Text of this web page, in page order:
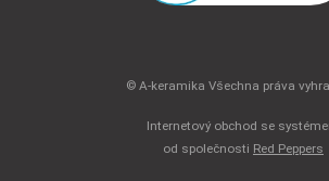
© A-keramika Všechna práva
Internetový obchod se
od společnosti Red Peppers